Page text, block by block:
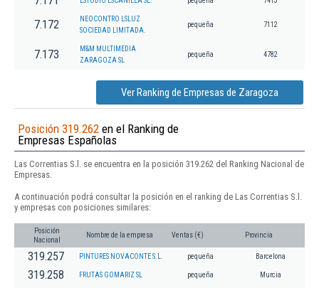
7.172
NEOCONTRO LSLUZ
SOCIEDAD LIMITADA.
pequeña 7112
7.173
M&M MULTIMEDIA
ZARAGOZA SL
pequeña 4782
Ver Ranking de Empresas de Zaragoza
Posición 319.262 en el Ranking de
Empresas Españolas
Las Correntias S.l. se encuentra en la posición 319.262 del Ranking Nacional de
Empresas.
A continuación podrá consultar la posición en el ranking de Las Correntias S.l.
y empresas con posiciones similares:
Posición
Nacional
Nombre de la empresa Ventas (€) Provincia
319.257 PINTURES NOVACONTE S.L. pequeña Barcelona
319.258 FRUTAS GOMARIZ SL pequeña Murcia